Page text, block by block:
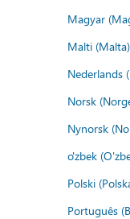
Magyar
Malti (Malta)
Nederlands
Norsk
Nynorsk
o'zbek
Polski
Português